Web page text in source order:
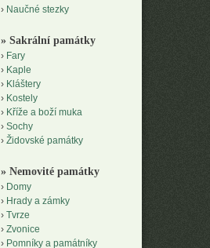
Naučné stezky
» Sakrální památky
Fary
Kaple
Kláštery
Kostely
Kříže a boží muka
Sochy
Židovské památky
» Nemovité památky
Domy
Hrady a zámky
Tvrze
Zvonice
Pomníky a památníky